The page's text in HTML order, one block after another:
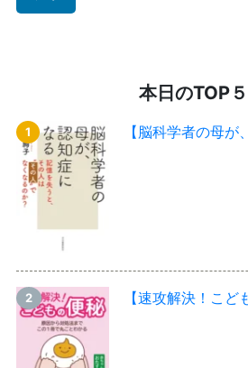
本日のTOP５
【脳科学者の母が
【速攻解決！こど